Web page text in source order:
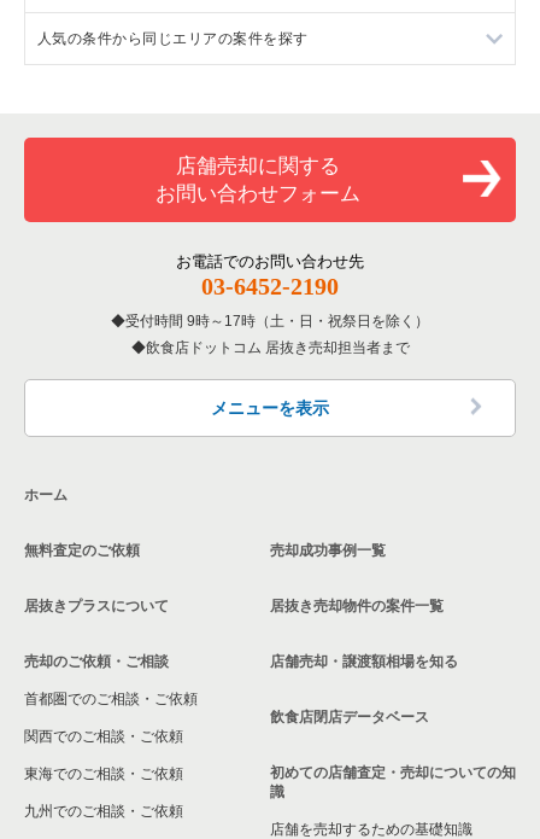
東京都下のイタリア料理の居抜き売却物件の案件一覧
東京都下のそば・うどんの居抜き売却物件の案件一覧
東京都下の寿司の居抜き売却物件の案件一覧
東京都下の鉄板焼き・お好み焼の居抜き売却物件の案件一覧
東京都下のアジア料理の居抜き売却物件の案件一覧
東京都下のカフェの居抜き売却物件の案件一覧
東京都下のお弁当・惣菜・デリの居抜き売却物件の案件一覧
東京都下のカラオケ・パブ・スナックの居抜き売却物件の案件
覧
東京都下の和食の居抜き売却物件の案件一覧
武蔵野市のフランス料理の居抜き売却物件の案件一覧
武蔵野市の中華の居抜き売却物件の案件一覧
武蔵野市のそば・うどんの居抜き売却物件の案件一覧
武蔵野市の焼肉の居抜き売却物件の案件一覧
武蔵野市のアジア料理の居抜き売却物件の案件一覧
武蔵野市のカフェの居抜き売却物件の案件一覧
武蔵野市のお弁当・惣菜・デリの居抜き売却物件の案件一覧
武蔵野市のバーの居抜き売却物件の案件一覧
武蔵野市の居酒屋・ダイニングバーの居抜き売却物件の案件一
武蔵野市の洋食の居抜き売却物件の案件一覧
武蔵野市のその他の居抜き売却物件の案件一覧
吉祥寺駅のフランス料理の居抜き売却物件の案件一覧
吉祥寺駅の寿司の居抜き売却物件の案件一覧
吉祥寺駅の焼肉の居抜き売却物件の案件一覧
吉祥寺駅のカフェの居抜き売却物件の案件一覧
吉祥寺駅のテイクアウトの居抜き売却物件の案件一覧
吉祥寺駅のお弁当・惣菜・デリの居抜き売却物件の案件一覧
吉祥寺駅の居酒屋・ダイニングバーの居抜き売却物件の案件一
人気の条件から同じエリアの案件を探す
武蔵野市の1階の飲食店の居抜き売却物件の案件一覧
吉祥寺駅の1階の飲食店の居抜き売却物件の案件一覧
東京都下の10坪以下の飲食店の居抜き売却物件の案件一覧
武蔵野市の10坪以下の飲食店の居抜き売却物件の案件一覧
吉祥寺駅の10坪以下の飲食店の居抜き売却物件の案件一覧
覧
店舗売却に関する
お問い合わせフォーム
お電話でのお問い合わせ先
03-6452-2190
受付時間 9時～17時（土・日・祝祭日を除く）
飲食店ドットコム 居抜き売却担当者まで
メニューを表示
ホーム
無料査定のご依頼
居抜きプラスについて
売却のご依頼・ご相談
首都圏でのご相談・ご依頼
関西でのご相談・ご依頼
東海でのご相談・ご依頼
九州でのご相談・ご依頼
売却成功事例一覧
居抜き売却物件の案件一覧
店舗売却・譲渡額相場を知る
飲食店閉店データベース
初めての店舗査定・売却についての知
識
店舗を売却するための基礎知識